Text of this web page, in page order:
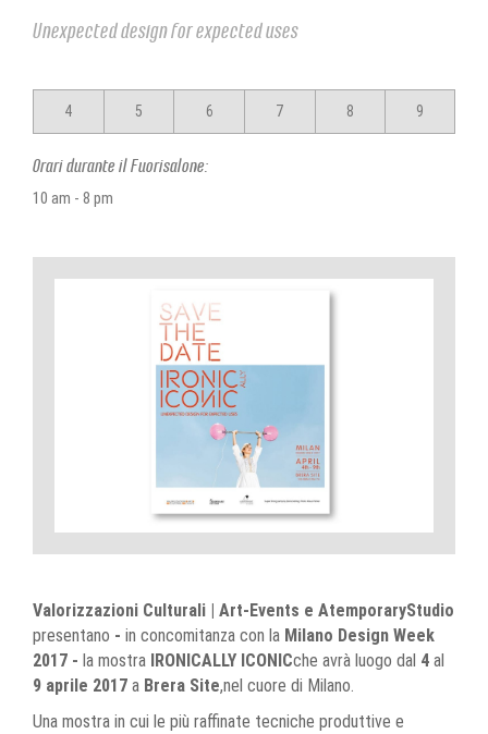
Unexpected design for expected uses
4 5 6 7 8 9
Orari durante il Fuorisalone:
10 am - 8 pm
Valorizzazioni Culturali | Art-Events e AtemporaryStudio
presentano - in concomitanza con la Milano Design Week
2017 - la mostra IRONICALLY ICONICche avrà luogo dal 4 al
9 aprile 2017 a Brera Site,nel cuore di Milano.
Una mostra in cui le più raffinate tecniche produttive e